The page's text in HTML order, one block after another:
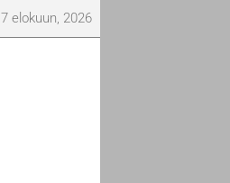
7 elokuun, 2026